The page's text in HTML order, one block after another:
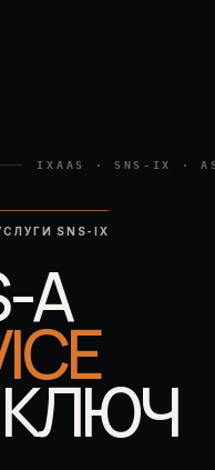
IXAAS · SNS-IX ·
SNS-IX
A